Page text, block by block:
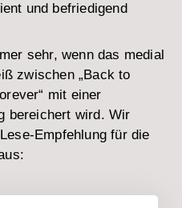
und befriedigend
sehr, wenn das medial
zwischen „Back to
mit einer
bereichert wird. Wir
Empfehlung für die